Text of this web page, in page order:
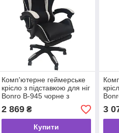
Комп'ютерне геймерське
крісло з підставкою для ніг
Bonro B-945 чорне з
білими вставками
2 869₴
Купити
3